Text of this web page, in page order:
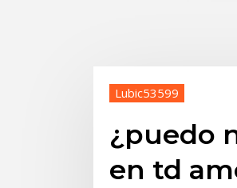
Lubic53599
¿puedo
en td